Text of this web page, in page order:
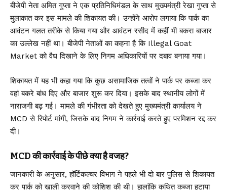
बीजेपी नेता अमित गुप्ता ने एक प्रतिनिधिमंडल के साथ मुख्यमंत्री रेखा गुप्ता से
मुलाकात कर इस मामले की शिकायत की। उन्होंने आरोप लगाया कि पार्क का
आवंटन गलत तरीके से किया गया और आवंटन रसीद में कहीं भी बकरा बाजार
का उल्लेख नहीं था। बीजेपी नेताओं का कहना है कि Illegal Goat
Market को वैध दिखाने के लिए निगम अधिकारियों पर दबाव बनाया गया।
शिकायत में यह भी कहा गया कि कुछ असामाजिक तत्वों ने पार्क पर कब्जा कर
वहां बकरे बांध दिए और बाजार शुरू कर दिया। इसके बाद स्थानीय लोगों में
नाराजगी बढ़ गई। मामले की गंभीरता को देखते हुए मुख्यमंत्री कार्यालय ने
MCD से रिपोर्ट मांगी, जिसके बाद निगम ने कार्रवाई करते हुए परमिशन रद्द कर
दी।
MCD की कार्रवाई के पीछे क्या है वजह?
जानकारी के अनुसार, हॉर्टिकल्चर विभाग ने पहले भी दो बार पुलिस से शिकायत
कर पार्क को खाली करवाने की कोशिश की थी। हालांकि कथित कब्जा हटाया